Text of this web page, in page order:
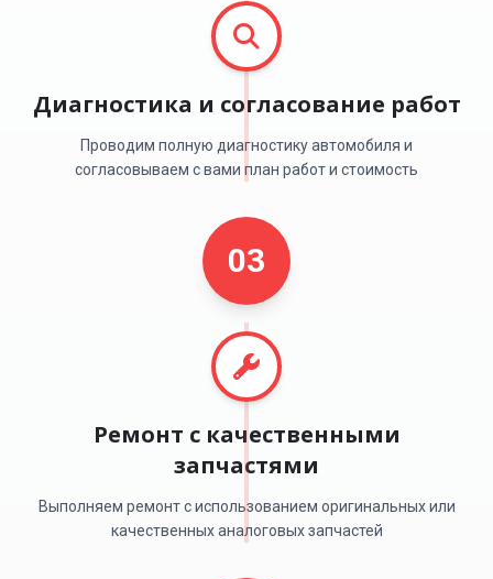
Диагностика и согласование работ
Проводим полную диагностику автомобиля и
согласовываем с вами план работ и стоимость
03
Ремонт с качественными
запчастями
Выполняем ремонт с использованием оригинальных или
качественных аналоговых запчастей